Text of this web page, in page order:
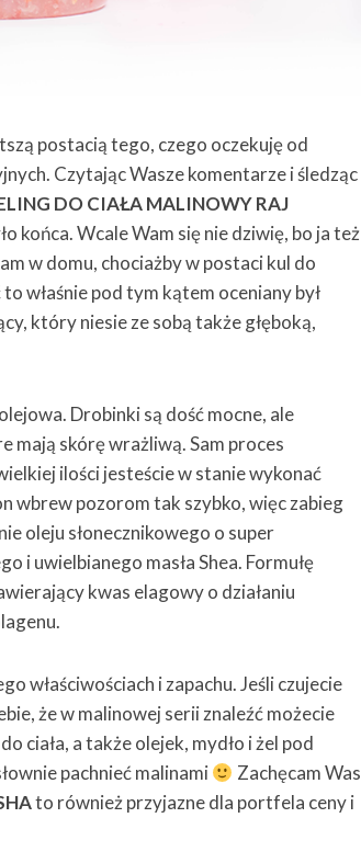
postacią tego, czego oczekuję od
Czytając Wasze komentarze i śledząc
DO CIAŁA MALINOWY RAJ
końca. Wcale Wam się nie dziwię, bo ja też
w domu, chociażby w postaci kul do
właśnie pod tym kątem oceniany był
który niesie ze sobą także głęboką,
Drobinki są dość mocne, ale
mają skórę wrażliwą. Sam proces
ilości jesteście w stanie wykonać
wbrew pozorom tak szybko, więc zabieg
oleju słonecznikowego o super
i uwielbianego masła Shea. Formułę
kwas elagowy o działaniu
właściwościach i zapachu. Jeśli czujecie
że w malinowej serii znaleźć możecie
ciała, a także olejek, mydło i żel pod
pachnieć malinami
Zachęcam Was
to również przyjazne dla portfela ceny i